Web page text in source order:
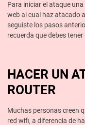
Para iniciar el ataque
web al cual haz atacado
seguiste los pasos
recuerda que debes
HACER UN
ROUTER
Muchas personas creen
red wifi, a diferencia de